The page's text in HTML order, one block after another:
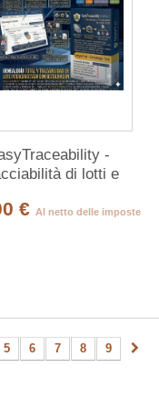
-
di lotti e
€ Al netto delle imposte
5 6 7 8 9